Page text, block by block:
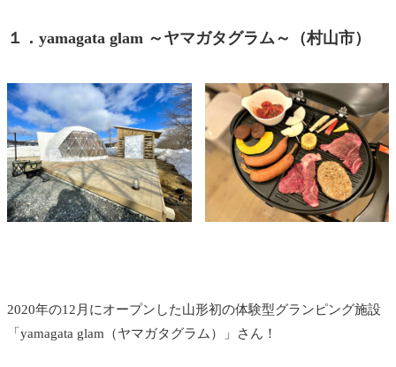
１．yamagata glam ～ヤマガタグラム～（村山市）
2020年の12月にオープンした山形初の体験型グランピング施設
「yamagata glam（ヤマガタグラム）」さん！